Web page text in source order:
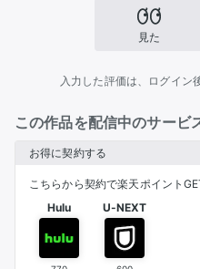
見た
入力した評価は、ログイン
この作品を配信中のサービ
お得に契約する
こちらから契約で楽天ポイント
Hulu
U-NEXT